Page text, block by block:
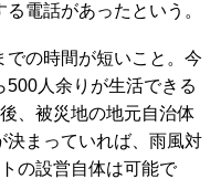
電話があったという。
での時間が短いこと。今
500人余りが生活できる
、被災地の地元自治体
決まっていれば、雨風対
の設営自体は可能で